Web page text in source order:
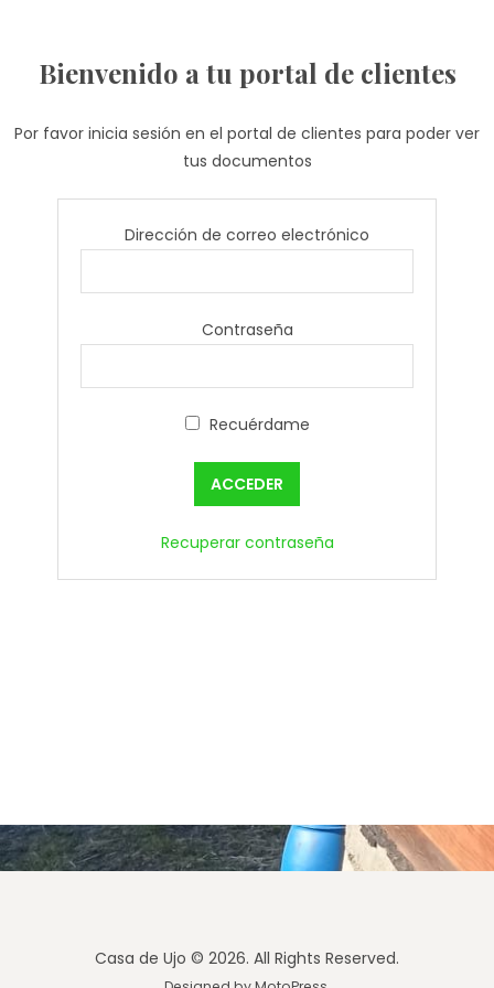
Bienvenido a tu portal de clientes
Por favor inicia sesión en el portal de clientes para poder ver
tus documentos
Dirección de correo electrónico
Contraseña
Recuérdame
Recuperar contraseña
Casa de Ujo © 2026. All Rights Reserved.